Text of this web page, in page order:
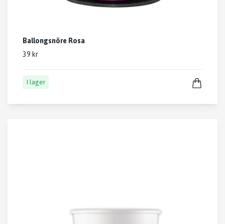
Ballongsnöre Rosa
39 kr
I lager